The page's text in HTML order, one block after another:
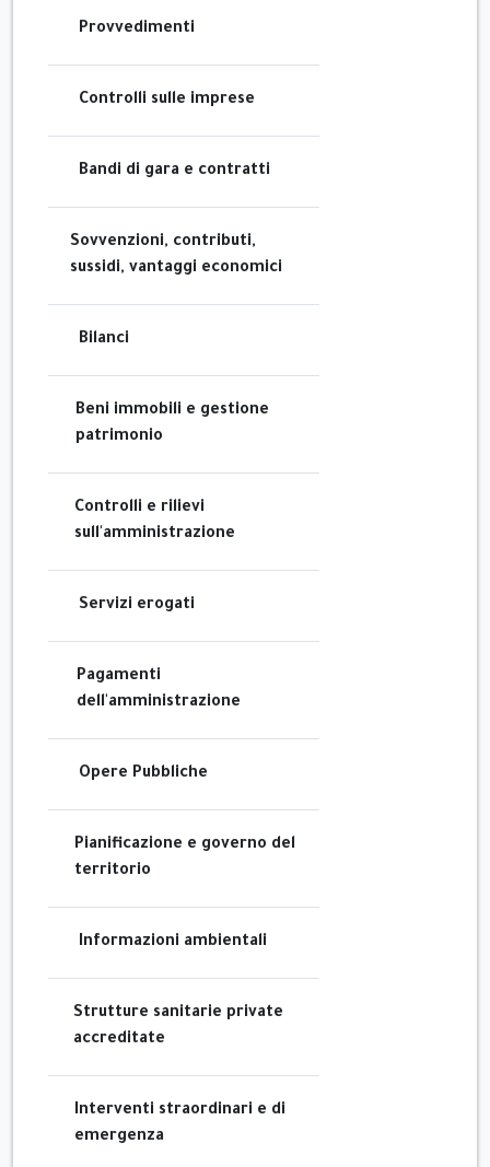
Provvedimenti
Controlli sulle imprese
Bandi di gara e contratti
Sovvenzioni, contributi,
sussidi, vantaggi economici
Bilanci
Beni immobili e gestione
patrimonio
Controlli e rilievi
sull'amministrazione
Servizi erogati
Pagamenti
dell'amministrazione
Opere Pubbliche
Pianificazione e governo del
territorio
Informazioni ambientali
Strutture sanitarie private
accreditate
Interventi straordinari e di
emergenza